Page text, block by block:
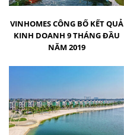
VINHOMES CÔNG BỐ KẾT QUẢ
KINH DOANH 9 THÁNG ĐẦU
NĂM 2019